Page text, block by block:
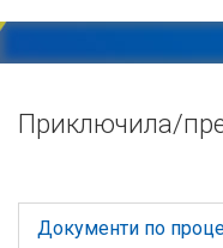
Приключилa/
Документи по